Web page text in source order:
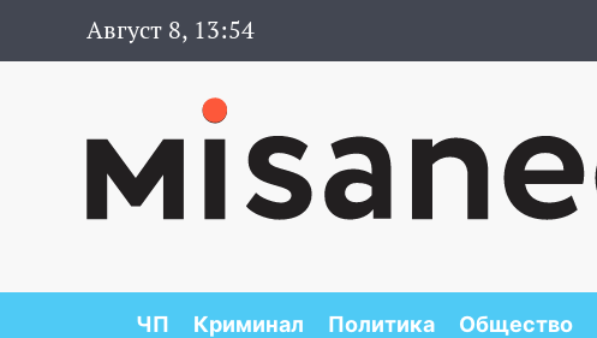
Август 8, 13:54
ЧП Криминал Политика Общество